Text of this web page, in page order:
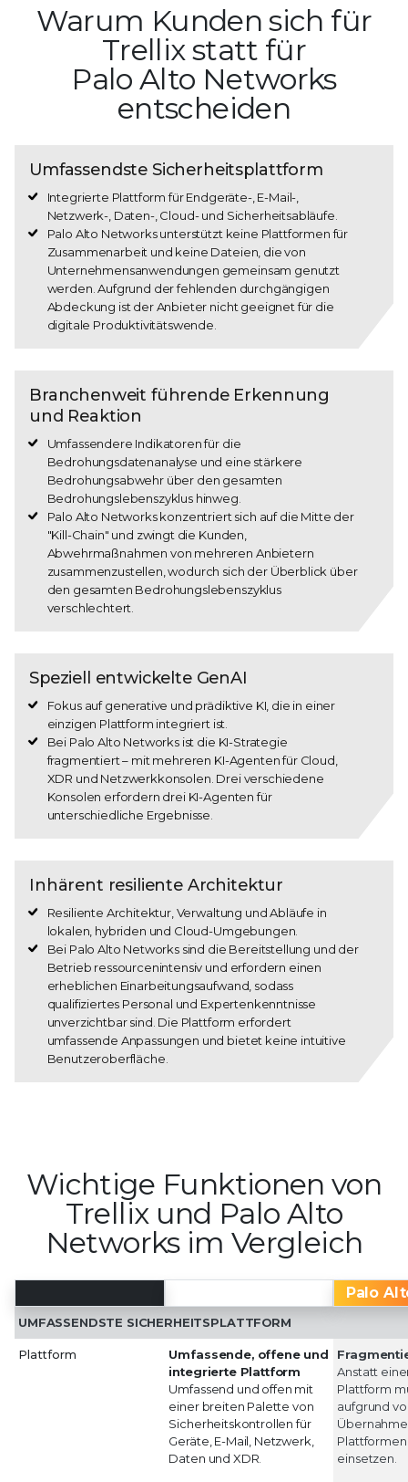
Warum Kunden sich für
Trellix statt für
Palo Alto Networks
entscheiden
Umfassendste Sicherheitsplattform
Integrierte Plattform für Endgeräte-, E-Mail-,
Netzwerk-, Daten-, Cloud- und Sicherheitsabläufe.
Palo Alto Networks unterstützt keine Plattformen für
Zusammenarbeit und keine Dateien, die von
Unternehmensanwendungen gemeinsam genutzt
werden. Aufgrund der fehlenden durchgängigen
Abdeckung ist der Anbieter nicht geeignet für die
digitale Produktivitätswende.
Branchenweit führende Erkennung
und Reaktion
Umfassendere Indikatoren für die
Bedrohungsdatenanalyse und eine stärkere
Bedrohungsabwehr über den gesamten
Bedrohungslebenszyklus hinweg.
Palo Alto Networks konzentriert sich auf die Mitte der
"Kill-Chain" und zwingt die Kunden,
Abwehrmaßnahmen von mehreren Anbietern
zusammenzustellen, wodurch sich der Überblick über
den gesamten Bedrohungslebenszyklus
verschlechtert.
Speziell entwickelte GenAI
Fokus auf generative und prädiktive KI, die in einer
einzigen Plattform integriert ist.
Bei Palo Alto Networks ist die KI-Strategie
fragmentiert – mit mehreren KI-Agenten für Cloud,
XDR und Netzwerkkonsolen. Drei verschiedene
Konsolen erfordern drei KI-Agenten für
unterschiedliche Ergebnisse.
Inhärent resiliente Architektur
Resiliente Architektur, Verwaltung und Abläufe in
lokalen, hybriden und Cloud-Umgebungen.
Bei Palo Alto Networks sind die Bereitstellung und der
Betrieb ressourcenintensiv und erfordern einen
erheblichen Einarbeitungsaufwand, sodass
qualifiziertes Personal und Expertenkenntnisse
unverzichtbar sind. Die Plattform erfordert
umfassende Anpassungen und bietet keine intuitive
Benutzeroberfläche.
Wichtige Funktionen von
Trellix und Palo Alto
Networks im Vergleich
Palo
UMFASSENDSTE SICHERHEITSPLATTFORM
Plattform
Umfassende, offene und
integrierte Plattform
Umfassend und offen mit
einer breiten Palette von
Sicherheitskontrollen für
Geräte, E-Mail, Netzwerk,
Daten und XDR.
Anstatt
Plattform
aufgrund
einsetzen.